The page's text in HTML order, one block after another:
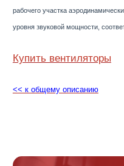
рабочего участка
уровня звуковой мощности,
Купить вентиляторы
<< к общему описанию